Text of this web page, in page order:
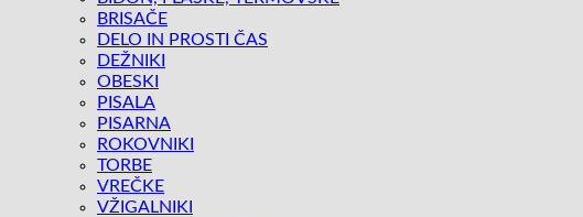
BRISAČE
DELO IN PROSTI ČAS
DEŽNIKI
OBESKI
PISALA
PISARNA
ROKOVNIKI
TORBE
VREČKE
VŽIGALNIKI